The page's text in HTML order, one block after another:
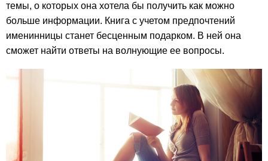
темы, о которых она хотела бы получить как можно
больше информации. Книга с учетом предпочтений
именинницы станет бесценным подарком. В ней она
сможет найти ответы на волнующие ее вопросы.